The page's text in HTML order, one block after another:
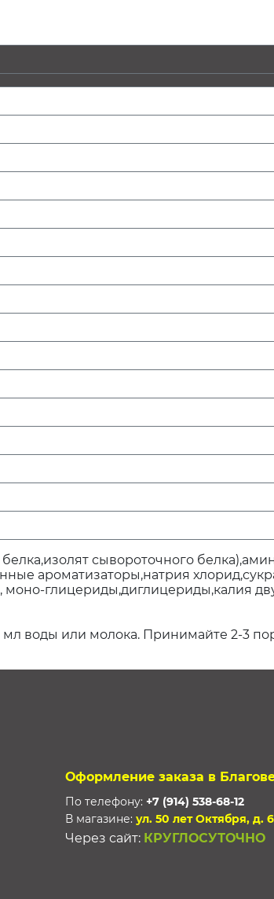
сывороточного
ароматизаторы,натрия
моно-глицериды,диглицериды,калия
воды или молока. Принимайте 2-3
Оформление заказа в
По телефону: +7 (914) 538-68-12
В магазине: ул. 50 лет Октября, д.
Через сайт: КРУГЛОСУТОЧНО